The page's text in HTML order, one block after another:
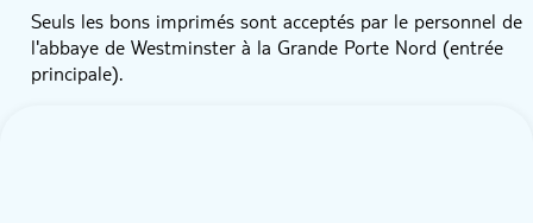
Seuls les bons imprimés sont acceptés par le personnel de
l'abbaye de Westminster à la Grande Porte Nord (entrée
principale).